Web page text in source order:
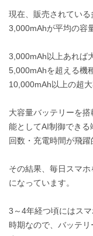
現在、販売されてい
3,000mAhが平均の容
3,000mAh以上あれば
5,000mAhを超える機
10,000mAh以上の超
大容量バッテリーを
能としてAI制御でき
回数・充電時間が飛躍
その結果、毎日スマ
になっています。
3～4年経つ頃にはス
時期なので、バッテ